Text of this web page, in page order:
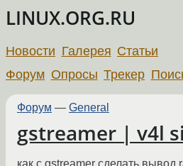
LINUX.ORG.RU
Новости Галерея Статьи
Форум Опросы Трекер
Форум — General
gstreamer | v4l